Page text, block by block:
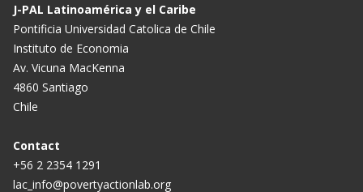
J-PAL Latinoamérica y el Caribe
Pontificia Universidad Catolica de Chile
Instituto de Economia
Av. Vicuna MacKenna
4860 Santiago
Chile
Contact
+56 2 2354 1291
lac_info@povertyactionlab.org